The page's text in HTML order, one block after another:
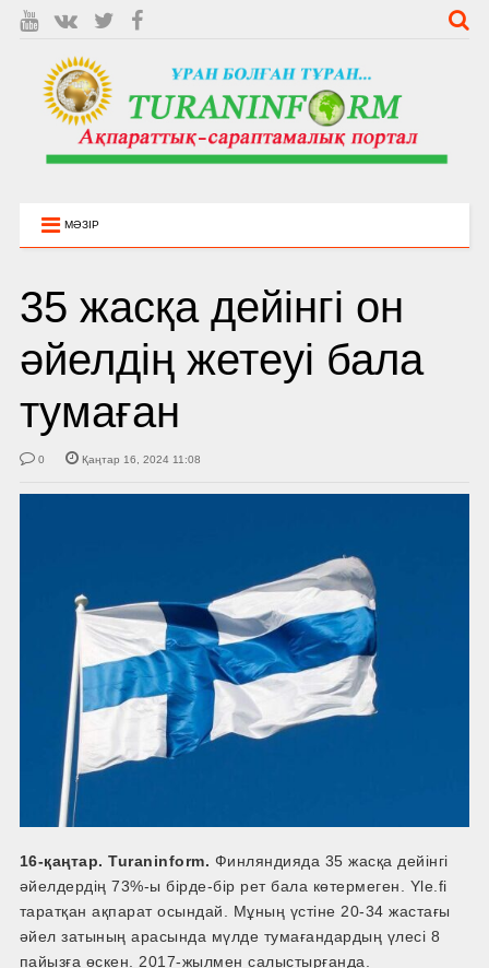
МӘЗІР
35 жасқа дейінгі он
әйелдің жетеуі бала
тумаған
0 Қаңтар 16, 2024 11:08
16-қаңтар. Turaninform. Финляндияда 35 жасқа дейінгі
әйелдердің 73%-ы бірде-бір рет бала көтермеген. Yle.fi
таратқан ақпарат осындай. Мұның үстіне 20-34 жастағы
әйел затының арасында мүлде тумағандардың үлесі 8
пайызға өскен. 2017-жылмен салыстырғанда.